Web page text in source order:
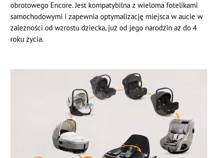
obrotowego Encore. Jest kompatybilna z wieloma fotelikami
samochodowymi i zapewnia optymalizację miejsca w aucie w
zależności od wzrostu dziecka, już od jego narodzin aż do 4
roku życia.